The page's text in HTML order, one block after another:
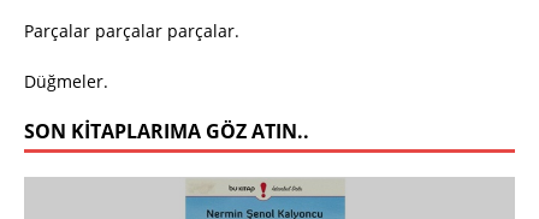
Parçalar parçalar parçalar.
Düğmeler.
SON KITAPLARIMA GÖZ ATIN..